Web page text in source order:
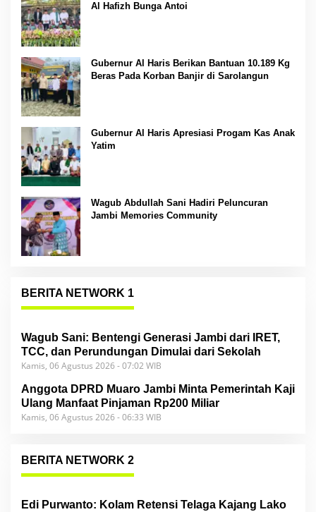
Al Hafizh Bunga Antoi
Gubernur Al Haris Berikan Bantuan 10.189 Kg
Beras Pada Korban Banjir di Sarolangun
Gubernur Al Haris Apresiasi Progam Kas Anak
Yatim
Wagub Abdullah Sani Hadiri Peluncuran
Jambi Memories Community
BERITA NETWORK 1
Wagub Sani: Bentengi Generasi Jambi dari IRET,
TCC, dan Perundungan Dimulai dari Sekolah
Kamis, 06 Agustus 2026 - 07:02 WIB
Anggota DPRD Muaro Jambi Minta Pemerintah Kaji
Ulang Manfaat Pinjaman Rp200 Miliar
Kamis, 06 Agustus 2026 - 06:33 WIB
BERITA NETWORK 2
Edi Purwanto: Kolam Retensi Telaga Kajang Lako